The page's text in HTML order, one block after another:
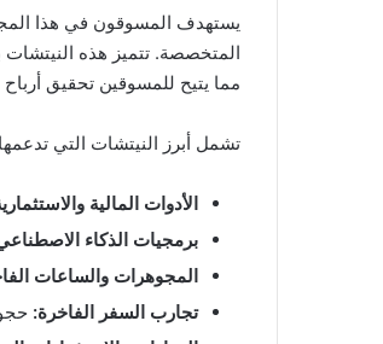
يستهدف المسوقون في هذا
المتخصصة. تتميز هذه النيتشات
مما يتيح للمسوقين تحقيق
تشمل أبرز النيتشات التي
الأدوات المالية
برمجيات الذكاء الاصطناعي
المجوهرات والساعات
تجارب السفر الفاخرة: